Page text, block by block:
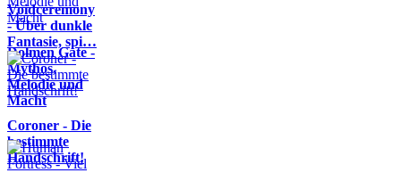
Voidceremony
- Über dunkle
Fantasie, spi…
Dolmen Gate -
Mythos,
Melodie und
Macht
Coroner - Die
bestimmte
Handschrift!